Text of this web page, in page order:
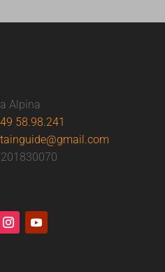
Alpina
58.98.241